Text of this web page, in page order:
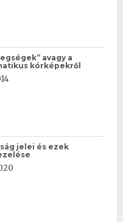
avagy a
kórképekről
jelei és ezek